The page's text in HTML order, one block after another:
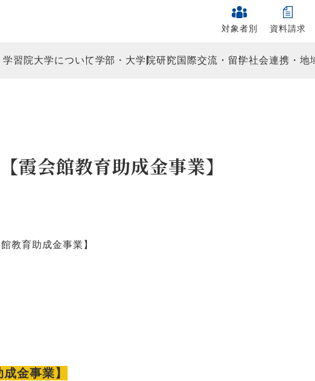
対象者別 資料請求
学習院大学について学部・大学院研究国際交流・留学社会連携・地
会館教育助成金事業】
教育助成金事業】
金事業】